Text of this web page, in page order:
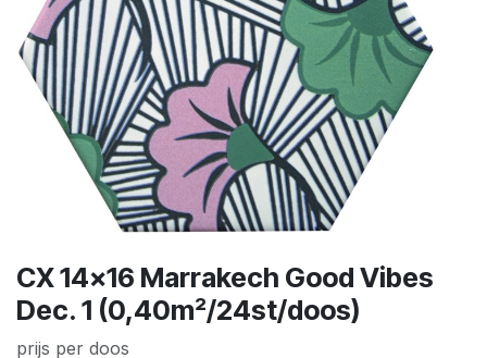
CX 14x16 Marrakech Good Vibes
Dec. 1 (0,40m²/24st/doos)
prijs per doos